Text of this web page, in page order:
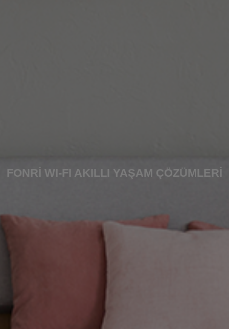
FONRI WI-FI AKILLI YAŞAM ÇÖZÜMLERI